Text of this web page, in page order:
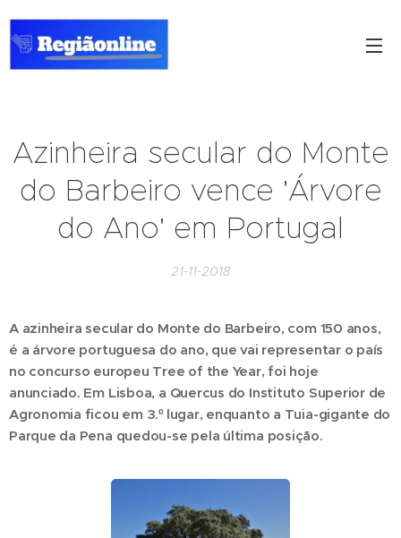
Azinheira secular do Monte
do Barbeiro vence 'Árvore
do Ano' em Portugal
21-11-2018
A azinheira secular do Monte do Barbeiro, com 150 anos,
é a árvore portuguesa do ano, que vai representar o país
no concurso europeu Tree of the Year, foi hoje
anunciado. Em Lisboa, a Quercus do Instituto Superior de
Agronomia ficou em 3.º lugar, enquanto a Tuia-gigante do
Parque da Pena quedou-se pela última posição.